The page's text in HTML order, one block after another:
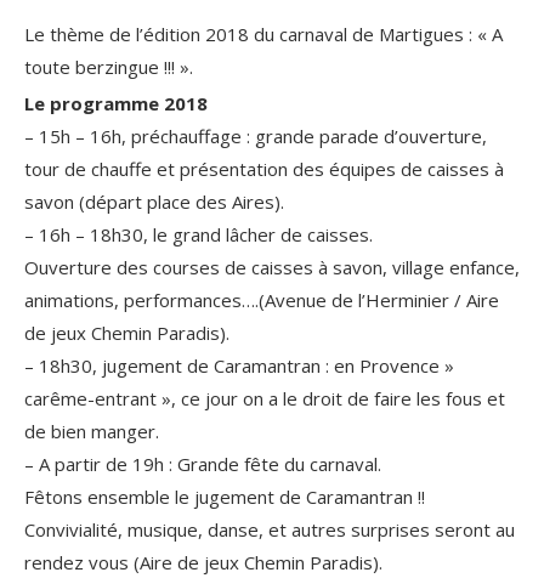
Le thème de l’édition 2018 du carnaval de Martigues : « A
toute berzingue !!! ».
Le programme 2018
– 15h – 16h, préchauffage : grande parade d’ouverture,
tour de chauffe et présentation des équipes de caisses à
savon (départ place des Aires).
– 16h – 18h30, le grand lâcher de caisses.
Ouverture des courses de caisses à savon, village enfance,
animations, performances….(Avenue de l’Herminier / Aire
de jeux Chemin Paradis).
– 18h30, jugement de Caramantran : en Provence »
carême-entrant », ce jour on a le droit de faire les fous et
de bien manger.
– A partir de 19h : Grande fête du carnaval.
Fêtons ensemble le jugement de Caramantran !!
Convivialité, musique, danse, et autres surprises seront au
rendez vous (Aire de jeux Chemin Paradis).